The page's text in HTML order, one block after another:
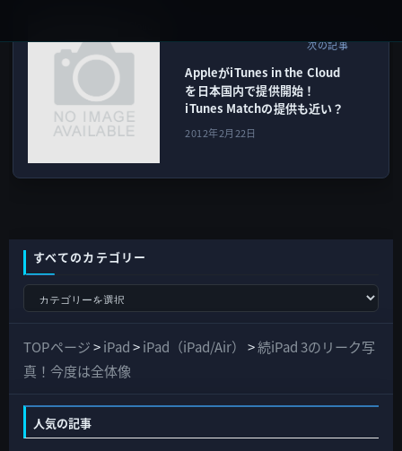
次の記事
AppleがiTunes in the Cloud
を日本国内で提供開始！
iTunes Matchの提供も近い？
2012年2月22日
すべてのカテゴリー
て
の
ゴ
TOPページ>iPad>iPad（iPad/Air） >続iPad 3のリーク写
真！今度は全体像
人気の記事